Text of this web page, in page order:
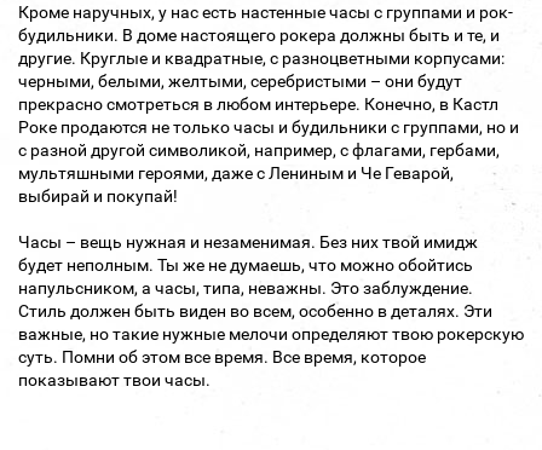
Кроме наручных, у нас есть настенные часы с группами и рок-
будильники. В доме настоящего рокера должны быть и те, и
другие. Круглые и квадратные, с разноцветными корпусами:
черными, белыми, желтыми, серебристыми – они будут
прекрасно смотреться в любом интерьере. Конечно, в Кастл
Роке продаются не только часы и будильники с группами, но и
с разной другой символикой, например, с флагами, гербами,
мультяшными героями, даже с Лениным и Че Геварой,
выбирай и покупай!
Часы – вещь нужная и незаменимая. Без них твой имидж
будет неполным. Ты же не думаешь, что можно обойтись
напульсником, а часы, типа, неважны. Это заблуждение.
Стиль должен быть виден во всем, особенно в деталях. Эти
важные, но такие нужные мелочи определяют твою рокерскую
суть. Помни об этом все время. Все время, которое
показывают твои часы.